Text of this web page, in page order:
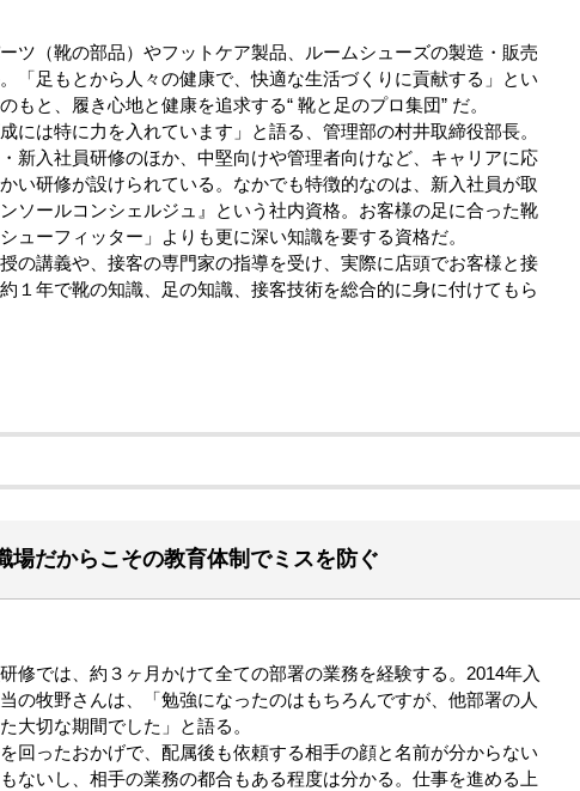
ツ（靴の部品）やフットケア製品、ルームシューズの製造・販売
「足もとから人々の健康で、快適な生活づくりに貢献する」とい
もと、履き心地と健康を追求する“ 靴と足のプロ集団” だ。
には特に力を入れています」と語る、管理部の村井取締役部長。
新入社員研修のほか、中堅向けや管理者向けなど、キャリアに応
い研修が設けられている。なかでも特徴的なのは、新入社員が取
ソールコンシェルジュ』という社内資格。お客様の足に合った靴
ューフィッター」よりも更に深い知識を要する資格だ。
の講義や、接客の専門家の指導を受け、実際に店頭でお客様と接
１年で靴の知識、足の知識、接客技術を総合的に身に付けてもら
場だからこその教育体制でミスを防ぐ
修では、約３ヶ月かけて全ての部署の業務を経験する。2014年入
の牧野さんは、「勉強になったのはもちろんですが、他部署の人
大切な期間でした」と語る。
回ったおかげで、配属後も依頼する相手の顔と名前が分からない
ないし、相手の業務の都合もある程度は分かる。仕事を進める上